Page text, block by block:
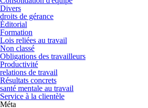
Divers
droits de gérance
Éditorial
Formation
Lois reliées au travail
Non classé
Obligations des travailleurs
Productivité
relations de travail
Résultats concrets
santé mentale au travail
Service à la clientèle
Méta